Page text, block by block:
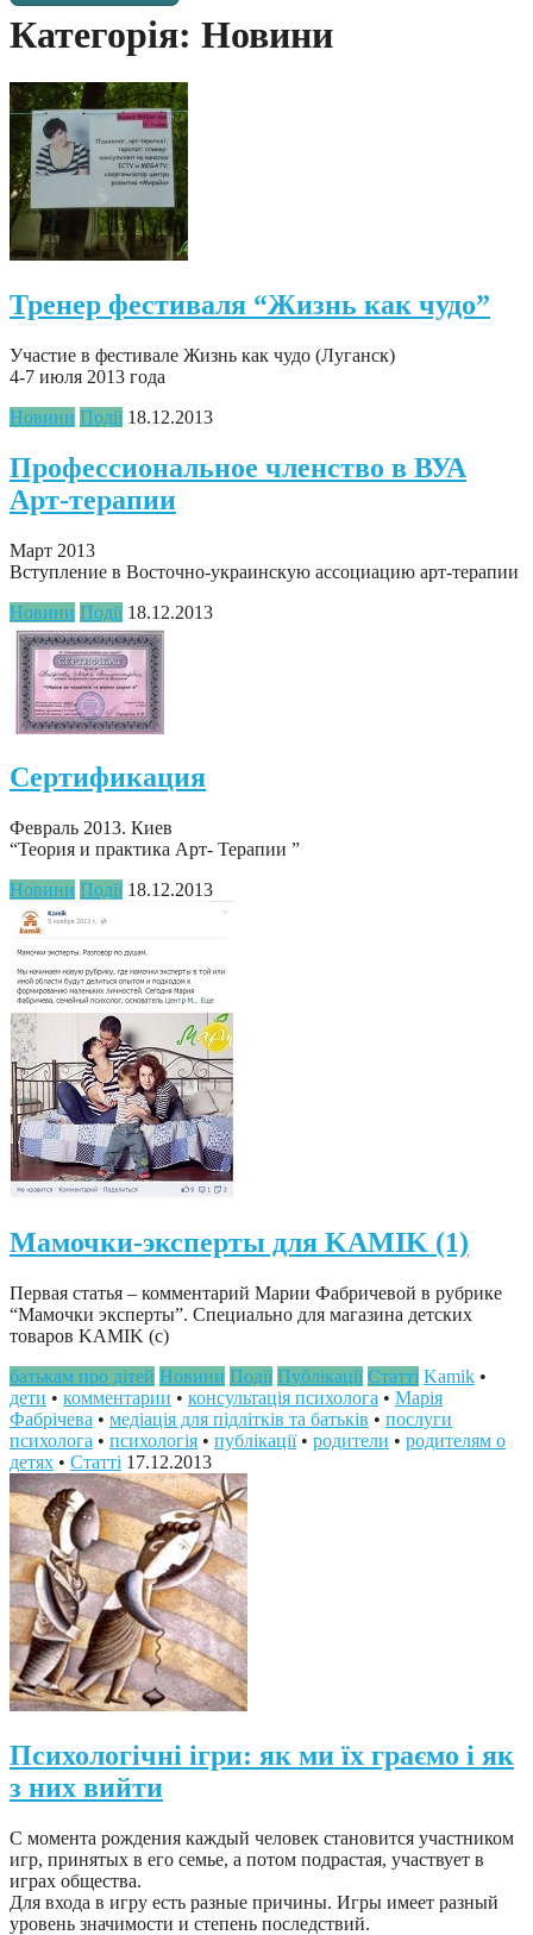
Категорія: Новини
Тренер фестиваля “Жизнь как чудо”
Участие в фестивале Жизнь как чудо (Луганск)
4-7 июля 2013 года
Новини Події 18.12.2013
Профессиональное членство в ВУА
Арт-терапии
Март 2013
Вступление в Восточно-украинскую ассоциацию арт-терапии
Новини Події 18.12.2013
Сертификация
Февраль 2013. Киев
“Теория и практика Арт- Терапии ”
Новини Події 18.12.2013
Мамочки-эксперты для KAMIK (1)
Первая статья – комментарий Марии Фабричевой в рубрике
“Мамочки эксперты”. Специально для магазина детских
товаров KAMIK (c)
батькам про дітей Новини Події Публікації Статті Kamik •
дети • комментарии • консультація психолога • Марія
Фабрічева • медіація для підлітків та батьків • послуги
психолога • психологія • публікації• родители • родителям о
детях • Статті 17.12.2013
Психологічні ігри: як ми їх граємо і як
з них вийти
С момента рождения каждый человек становится участником
игр, принятых в его семье, а потом подрастая, участвует в
играх общества.
Для входа в игру есть разные причины. Игры имеет разный
уровень значимости и степень последствий.